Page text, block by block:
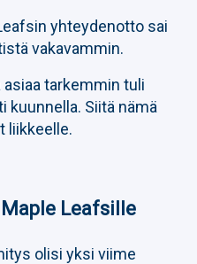
yhteydenotto sai
vakavammin.
tarkemmin tuli
kuunnella. Siitä nämä
liikkeelle.
Leafsille
olisi yksi viime